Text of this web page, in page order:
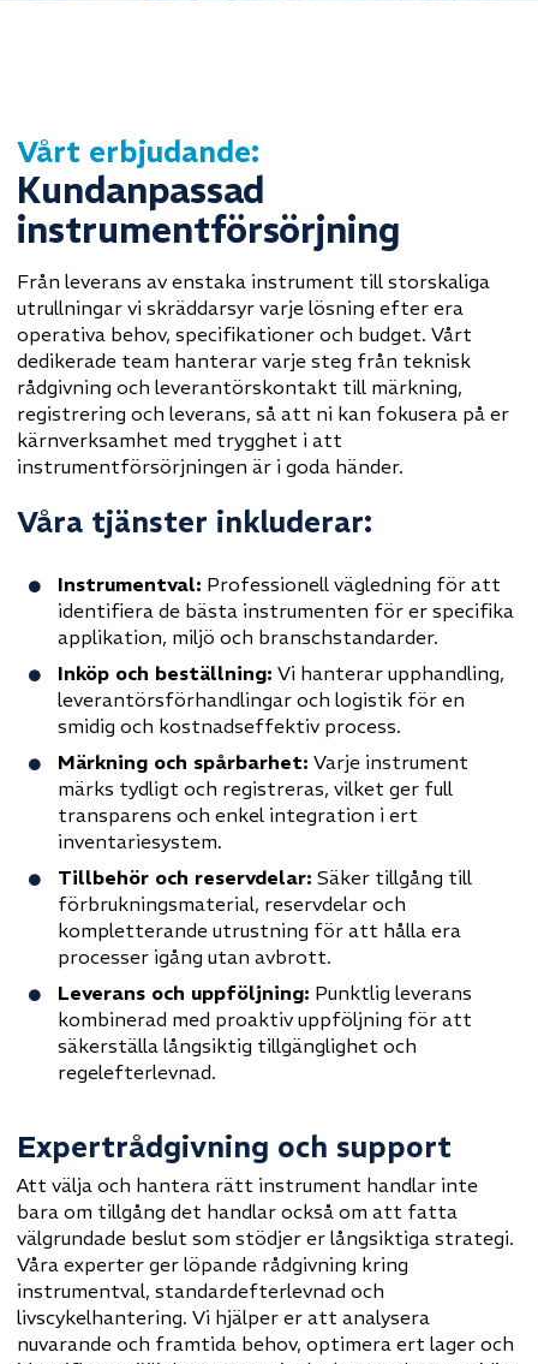
Vårt erbjudande:
Kundanpassad
instrumentförsörjning
Från leverans av enstaka instrument till storskaliga
utrullningar vi skräddarsyr varje lösning efter era
operativa behov, specifikationer och budget. Vårt
dedikerade team hanterar varje steg från teknisk
rådgivning och leverantörskontakt till märkning,
registrering och leverans, så att ni kan fokusera på er
kärnverksamhet med trygghet i att
instrumentförsörjningen är i goda händer.
Våra tjänster inkluderar:
Instrumentval: Professionell vägledning för att
identifiera de bästa instrumenten för er specifika
applikation, miljö och branschstandarder.
Inköp och beställning: Vi hanterar upphandling,
leverantörsförhandlingar och logistik för en
smidig och kostnadseffektiv process.
Märkning och spårbarhet: Varje instrument
märks tydligt och registreras, vilket ger full
transparens och enkel integration i ert
inventariesystem.
Tillbehör och reservdelar: Säker tillgång till
förbrukningsmaterial, reservdelar och
kompletterande utrustning för att hålla era
processer igång utan avbrott.
Leverans och uppföljning: Punktlig leverans
kombinerad med proaktiv uppföljning för att
säkerställa långsiktig tillgänglighet och
regelefterlevnad.
Expertrådgivning och support
Att välja och hantera rätt instrument handlar inte
bara om tillgång det handlar också om att fatta
välgrundade beslut som stödjer er långsiktiga strategi.
Våra experter ger löpande rådgivning kring
instrumentval, standardefterlevnad och
livscykelhantering. Vi hjälper er att analysera
nuvarande och framtida behov, optimera ert lager och